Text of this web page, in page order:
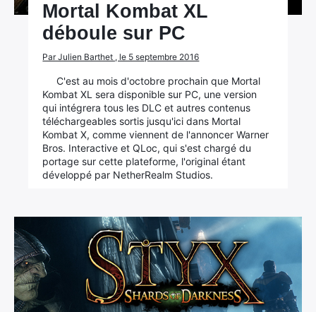
Mortal Kombat XL
déboule sur PC
Par Julien Barthet , le 5 septembre 2016
C'est au mois d'octobre prochain que Mortal
Kombat XL sera disponible sur PC, une version
qui intégrera tous les DLC et autres contenus
téléchargeables sortis jusqu'ici dans Mortal
Kombat X, comme viennent de l'annoncer Warner
Bros. Interactive et QLoc, qui s'est chargé du
portage sur cette plateforme, l'original étant
développé par NetherRealm Studios.